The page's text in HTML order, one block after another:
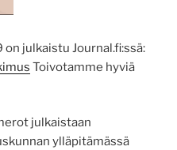
julkaistu Journal.fi:ssä:
Toivotamme hyviä
julkaistaan
ylläpitämässä